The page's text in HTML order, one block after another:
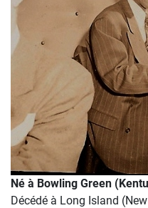
Né à Bowling Green
Décédé à Long Island